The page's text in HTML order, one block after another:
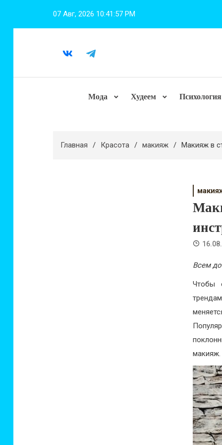
07 Авг, 2026 10:41:58 PM
Мода Худеем Психология
Главная Красота макияж Макияж в
Всем
Чтобы
макияж.